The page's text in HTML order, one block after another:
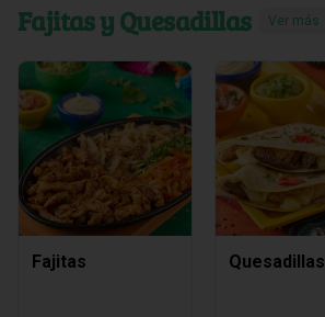
Fajitas y Quesadillas Ver más
Fajitas Quesadillas